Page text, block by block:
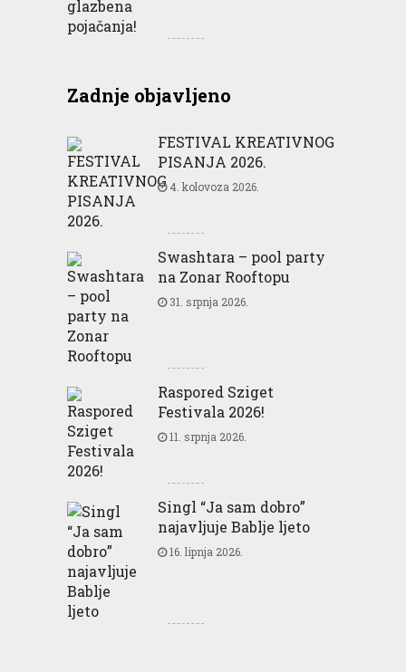
Zadnje objavljeno
FESTIVAL KREATIVNOG
PISANJA 2026.
4. kolovoza 2026.
Swashtara – pool party
na Zonar Rooftopu
31. srpnja 2026.
Raspored Sziget
Festivala 2026!
11. srpnja 2026.
Singl “Ja sam dobro”
najavljuje Bablje ljeto
16. lipnja 2026.